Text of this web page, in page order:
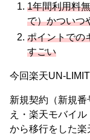
1年間利用料
で）かついつ
ポイントでの
すごい
今回楽天UN-
新規契約（新規
え・楽天モバイ
から移行をした